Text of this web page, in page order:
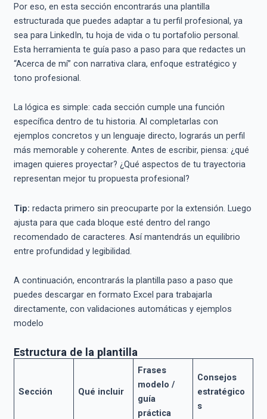
Por eso, en esta sección encontrarás una plantilla
estructurada que puedes adaptar a tu perfil profesional, ya
sea para LinkedIn, tu hoja de vida o tu portafolio personal.
Esta herramienta te guía paso a paso para que redactes un
“Acerca de mí” con narrativa clara, enfoque estratégico y
tono profesional.
La lógica es simple: cada sección cumple una función
específica dentro de tu historia. Al completarlas con
ejemplos concretos y un lenguaje directo, lograrás un perfil
más memorable y coherente. Antes de escribir, piensa: ¿qué
imagen quieres proyectar? ¿Qué aspectos de tu trayectoria
representan mejor tu propuesta profesional?
Tip: redacta primero sin preocuparte por la extensión. Luego
ajusta para que cada bloque esté dentro del rango
recomendado de caracteres. Así mantendrás un equilibrio
entre profundidad y legibilidad.
A continuación, encontrarás la plantilla paso a paso que
puedes descargar en formato Excel para trabajarla
directamente, con validaciones automáticas y ejemplos
modelo
Estructura de la plantilla
Sección Qué incluir
Frases
modelo /
guía
práctica
Consejos
estratégico
s